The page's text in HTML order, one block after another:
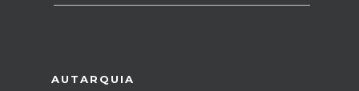
AUTARQUIA